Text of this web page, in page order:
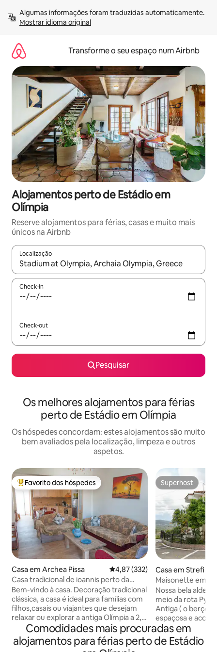
para
Mostrar idioma original
Transforme o seu espaço num Airbnb
Alojamentos perto de Estádio em
Olímpia
Reserve alojamentos para férias, casas e muito mais
únicos na Airbnb
Localização
Quando os resultados estiverem disponíveis, navegue com
Check-in
Check-out
Pesquisar
Os melhores alojamentos para férias
perto de Estádio em Olímpia
Os hóspedes concordam: estes alojamentos são muito
bem avaliados pela localização, limpeza e outros
aspetos.
Favoritos dos hóspedes mais apreciados
Favorito dos hóspedes
Casa em Archea Pissa Classificação média de 4,87 em
4,87 (332)
Casa tradicional de ioannis perto da
antiga Olímpia
Bem-vindo à casa. Decoração tradicional
clássica, a casa é ideal para famílias com
filhos,casais ou viajantes que desejam
relaxar ou explorar a antiga Olímpia a 2,5
km e do sítio arqueológico da antiga
Olímpia. casa no térreo O apartamento
tem dois quartos, acomoda até 5
Superhost
Superhost
Casa em Strefi
Maisonette em
Nossa bela
meio da rota Pyrgos (a capital) e Olímpia
Antiga ( o berço da
espaçosa e
goza de uma
com vistas
planície verde e
Comodidades mais procuradas em
alojamentos para férias perto de Estádio